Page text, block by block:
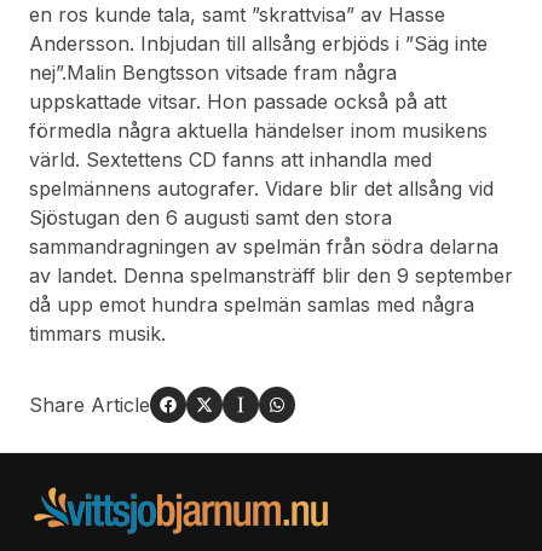
en ros kunde tala, samt ”skrattvisa” av Hasse
Andersson. Inbjudan till allsång erbjöds i ”Säg inte
nej”.Malin Bengtsson vitsade fram några
uppskattade vitsar. Hon passade också på att
förmedla några aktuella händelser inom musikens
värld. Sextettens CD fanns att inhandla med
spelmännens autografer. Vidare blir det allsång vid
Sjöstugan den 6 augusti samt den stora
sammandragningen av spelmän från södra delarna
av landet. Denna spelmansträff blir den 9 september
då upp emot hundra spelmän samlas med några
timmars musik.
Share Article